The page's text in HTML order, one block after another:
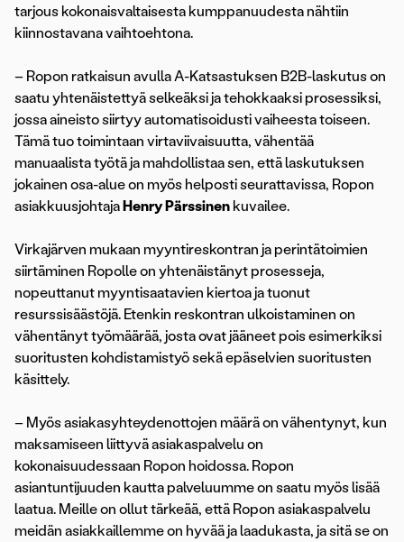
tarjous kokonaisvaltaisesta kumppanuudesta nähtiin
kiinnostavana vaihtoehtona.
– Ropon ratkaisun avulla A-Katsastuksen B2B-laskutus on
saatu yhtenäistettyä selkeäksi ja tehokkaaksi prosessiksi,
jossa aineisto siirtyy automatisoidusti vaiheesta toiseen.
Tämä tuo toimintaan virtaviivaisuutta, vähentää
manuaalista työtä ja mahdollistaa sen, että laskutuksen
jokainen osa-alue on myös helposti seurattavissa, Ropon
asiakkuusjohtaja Henry Pärssinen kuvailee.
Virkajärven mukaan myyntireskontran ja perintätoimien
siirtäminen Ropolle on yhtenäistänyt prosesseja,
nopeuttanut myyntisaatavien kiertoa ja tuonut
resurssisäästöjä. Etenkin reskontran ulkoistaminen on
vähentänyt työmäärää, josta ovat jääneet pois esimerkiksi
suoritusten kohdistamistyö sekä epäselvien suoritusten
käsittely.
– Myös asiakasyhteydenottojen määrä on vähentynyt, kun
maksamiseen liittyvä asiakaspalvelu on
kokonaisuudessaan Ropon hoidossa. Ropon
asiantuntijuuden kautta palveluumme on saatu myös lisää
laatua. Meille on ollut tärkeää, että Ropon asiakaspalvelu
meidän asiakkaillemme on hyvää ja laadukasta, ja sitä se on